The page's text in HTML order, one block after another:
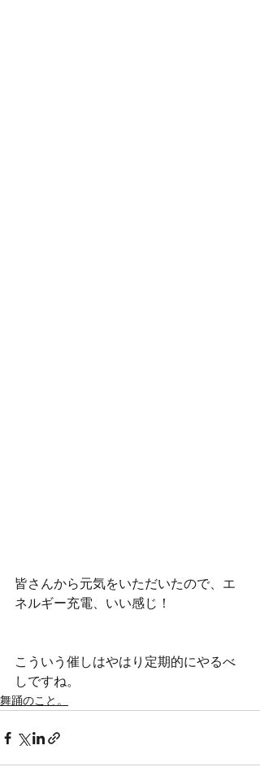
皆さんから元気をいただいたので、エ
ネルギー充電、いい感じ！
こういう催しはやはり定期的にやるべ
しですね。
舞踊のこと。